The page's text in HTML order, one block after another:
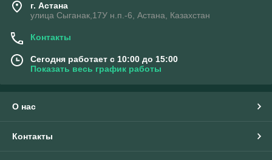
г. Астана
улица Сыганак,17У н.п.-6, Астана, Казахстан
Контакты
Сегодня работает с 10:00 до 15:00
Показать весь график работы
О нас
Контакты